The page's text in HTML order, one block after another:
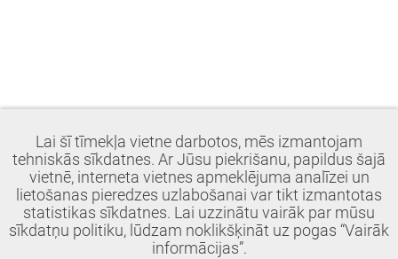
Lai šī tīmekļa vietne darbotos, mēs izmantojam
tehniskās sīkdatnes. Ar Jūsu piekrišanu, papildus šajā
vietnē, interneta vietnes apmeklējuma analīzei un
lietošanas pieredzes uzlabošanai var tikt izmantotas
statistikas sīkdatnes. Lai uzzinātu vairāk par mūsu
sīkdatņu politiku, lūdzam noklikšķināt uz pogas “Vairāk
informācijas”.